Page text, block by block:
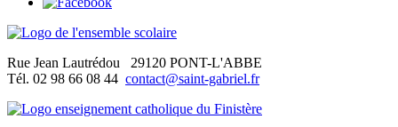
Rue Jean Lautrédou
29120 PONT-L'ABBE
Tél. 02 98 66 08 44 contact@saint-gabriel.fr